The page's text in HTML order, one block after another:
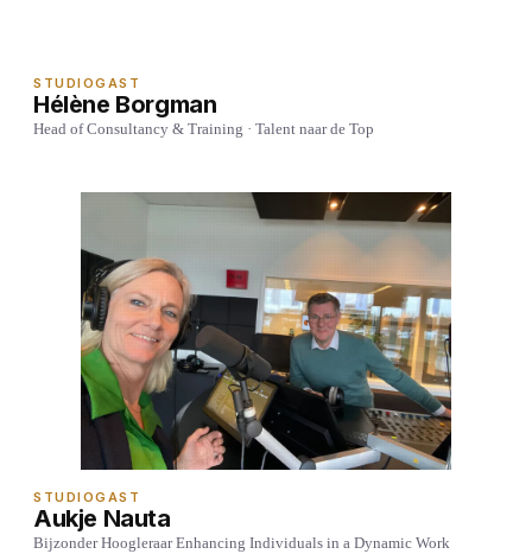
STUDIOGAST
Hélène Borgman
Head of Consultancy & Training · Talent naar de Top
STUDIOGAST
Aukje Nauta
Bijzonder Hoogleraar Enhancing Individuals in a Dynamic Work